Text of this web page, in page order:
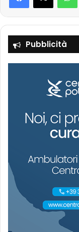
Pubblicità